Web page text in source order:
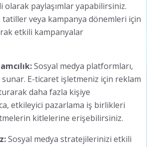
paylaşımlar yapabilirsiniz.
tatiller veya kampanya dönemleri için
etkili kampanyalar
Sosyal medya platformları,
E-ticaret işletmeniz için reklam
daha fazla kişiye
etkileyici pazarlama iş birlikleri
kitlelerine erişebilirsiniz.
Sosyal medya stratejilerinizi etkili